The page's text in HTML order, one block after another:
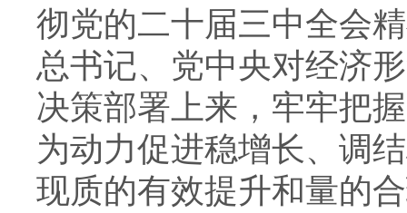
彻党的二十届三中全会
总书记、党中央对经济
决策部署上来，牢牢把
为动力促进稳增长、调
现质的有效提升和量的